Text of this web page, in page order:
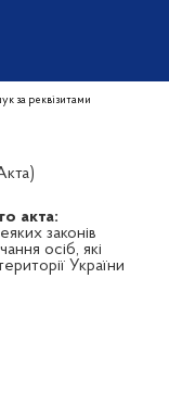
за реквізитами
акта:
законів
осіб, які
України